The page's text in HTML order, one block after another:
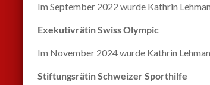
Im September 2022 wurde Kathrin
Exekutivrätin Swiss Olympic
Im November 2024 wurde Kathrin
Stiftungsrätin Schweizer Sporthilfe